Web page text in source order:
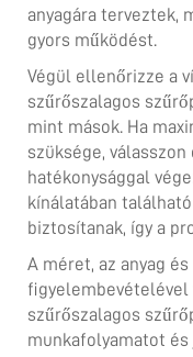
anyagára terveztek,
gyors működést.
Végül ellenőrizze a
szűrőszalagos
mint mások. Ha
szüksége,
hatékonysággal
kínálatában
biztosítanak, így a
A méret, az anyag
szűrőszalagos
munkafolyamatot